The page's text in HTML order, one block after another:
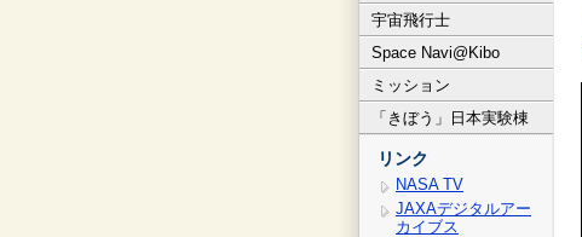
宇宙飛行士
Space Navi@Kibo
ミッション
「きぼう」日本実験棟
リンク
NASA TV
JAXAデジタルアー
カイブス